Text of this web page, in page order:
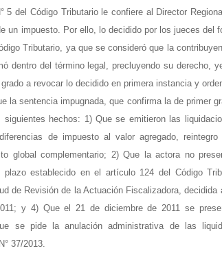
5 del Código Tributario le confiere al Director
un impuesto. Por ello, lo decidido por los jueces del
Tributario, ya que se consideró que la
dentro del término legal, precluyendo su derecho,
a revocar lo decidido en primera instancia y
la sentencia impugnada, que confirma la de primer
hechos: 1) Que se emitieron las
de impuesto al valor agregado,
global complementario; 2) Que la actora no
plazo establecido en el artículo 124 del Código
de Revisión de la Actuación Fiscalizadora,
y 4) Que el 21 de diciembre de 2011 se
se pide la anulación administrativa de las
37/2013.